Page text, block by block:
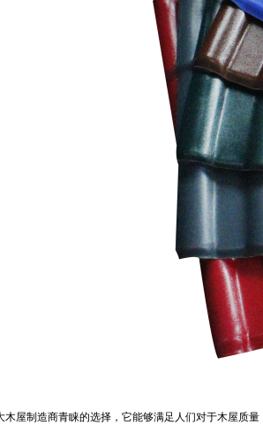
木屋制造商青睐的选择，它能够满足人们对于木屋质量